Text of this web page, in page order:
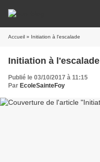
Accueil » Initiation à l'escalade
Initiation à l'escalade
Publié le 03/10/2017 à 11:15
Par EcoleSainteFoy